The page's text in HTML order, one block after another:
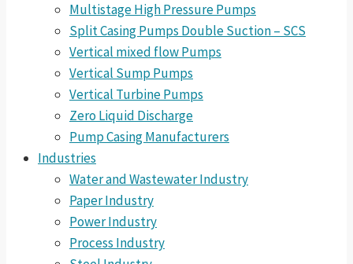
Multistage High Pressure Pumps
Split Casing Pumps Double Suction – SCS
Vertical mixed flow Pumps
Vertical Sump Pumps
Vertical Turbine Pumps
Zero Liquid Discharge
Pump Casing Manufacturers
Industries
Water and Wastewater Industry
Paper Industry
Power Industry
Process Industry